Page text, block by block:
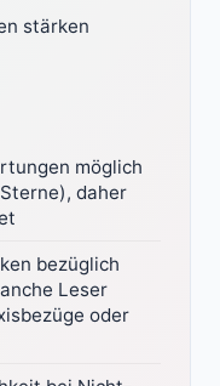
stärken
möglich
daher
bezüglich
Leser
oder